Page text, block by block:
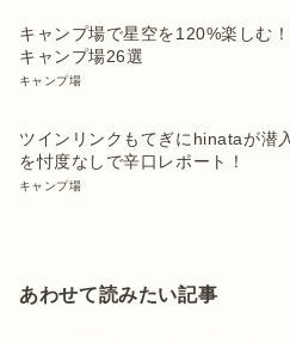
キャンプ場で星空を120%楽しむ
キャンプ場26選
キャンプ場
ツインリンクもてぎにhinataが潜
を忖度なしで辛口レポート！
キャンプ場
あわせて読みたい記事